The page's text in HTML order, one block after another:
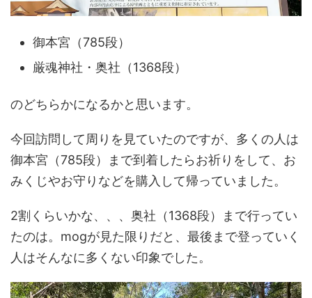
御本宮（785段）
厳魂神社・奥社（1368段）
のどちらかになるかと思います。
今回訪問して周りを見ていたのですが、多くの人は
御本宮（785段）まで到着したらお祈りをして、お
みくじやお守りなどを購入して帰っていました。
2割くらいかな、、、奥社（1368段）まで行ってい
たのは。mogが見た限りだと、最後まで登っていく
人はそんなに多くない印象でした。